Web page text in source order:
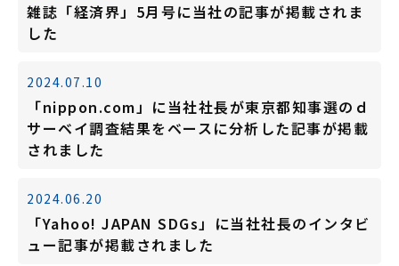
雑誌「経済界」5月号に当社の記事が掲載されま
した
2024.07.10
「nippon.com」に当社社長が東京都知事選のｄ
サーベイ調査結果をベースに分析した記事が掲載
されました
2024.06.20
「Yahoo! JAPAN SDGs」に当社社長のインタビ
ュー記事が掲載されました